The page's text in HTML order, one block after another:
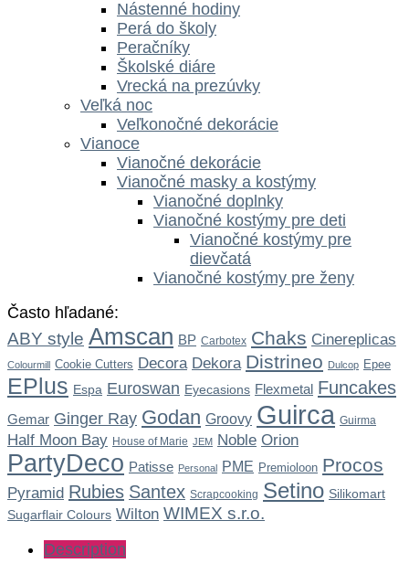
Nástenné hodiny
Perá do školy
Peračníky
Školské diáre
Vrecká na prezúvky
Veľká noc
Veľkonočné dekorácie
Vianoce
Vianočné dekorácie
Vianočné masky a kostýmy
Vianočné doplnky
Vianočné kostýmy pre deti
Vianočné kostýmy pre
dievčatá
Vianočné kostýmy pre ženy
Často hľadané:
ABY style Amscan BP Carbotex Chaks Cinereplicas
Colourmill Cookie Cutters Decora Dekora Distrineo Dulcop Epee
EPlus Espa Euroswan Eyecasions Flexmetal Funcakes
Gemar Ginger Ray Godan Groovy Guirca Guirma
Half Moon Bay House of Marie JEM Noble Orion
PartyDeco Patisse Personal PME Premioloon Procos
Pyramid Rubies Santex Scrapcooking Setino Silikomart
Sugarflair Colours Wilton WIMEX s.r.o.
Description